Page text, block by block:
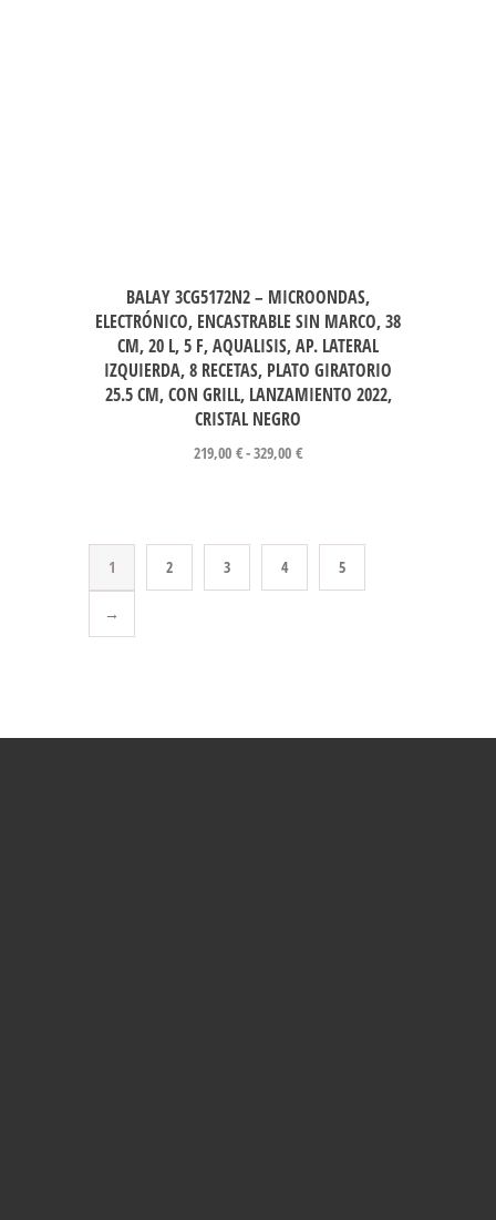
BALAY 3CG5172N2 – MICROONDAS,
ELECTRÓNICO, ENCASTRABLE SIN MARCO, 38
CM, 20 L, 5 F, AQUALISIS, AP. LATERAL
IZQUIERDA, 8 RECETAS, PLATO GIRATORIO
25.5 CM, CON GRILL, LANZAMIENTO 2022,
CRISTAL NEGRO
219,00 €-329,00 €
1 2 3 4 5
→